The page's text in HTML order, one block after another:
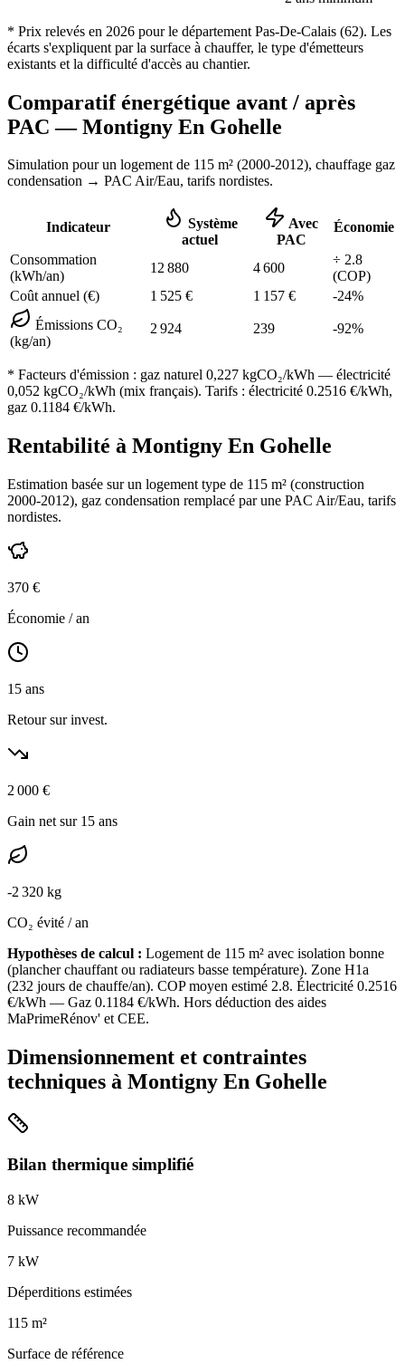
* Prix relevés en 2026 pour le département Pas-De-Calais (62). Les
écarts s'expliquent par la surface à chauffer, le type d'émetteurs
existants et la difficulté d'accès au chantier.
Comparatif énergétique avant / après
PAC —Montigny En Gohelle
Simulation pour un logement de 115 m² (2000-2012), chauffage gaz
condensation → PAC Air/Eau, tarifs nordistes.
Indicateur
Système
actuel
Avec
PAC
Économie
Consommation
(kWh/an)
12 880 4 600
÷ 2.8
(COP)
Coût annuel (€)
1 525 € 1 157 € -24%
Émissions CO₂
(kg/an)
2 924 239 -92%
* Facteurs d'émission : gaz naturel 0,227 kgCO₂/kWh — électricité
0,052 kgCO₂/kWh (mix français). Tarifs : électricité 0.2516 €/kWh,
gaz 0.1184 €/kWh.
Rentabilité à Montigny En Gohelle
Estimation basée sur un logement type de 115 m² (construction
2000-2012), gaz condensation remplacé par une PAC Air/Eau, tarifs
nordistes.
370 €
Économie / an
15 ans
Retour sur invest.
2 000 €
Gain net sur 15 ans
-2 320 kg
CO₂ évité / an
Hypothèses de calcul : Logement de 115 m² avec isolation bonne
(plancher chauffant ou radiateurs basse température). Zone H1a
(232 jours de chauffe/an). COP moyen estimé 2.8. Électricité 0.2516
€/kWh — Gaz 0.1184 €/kWh. Hors déduction des aides
MaPrimeRénov' et CEE.
Dimensionnement et contraintes
techniques à Montigny En Gohelle
Bilan thermique simplifié
8 kW
Puissance recommandée
7 kW
Déperditions estimées
115 m²
Surface de référence